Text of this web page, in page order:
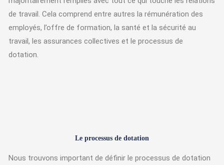
de travail. Cela comprend entre autres la rémunération des
employés, l’offre de formation, la santé et la sécurité au
travail, les assurances collectives et le processus de
dotation.
Le processus de dotation
Nous trouvons important de définir le processus de dotation